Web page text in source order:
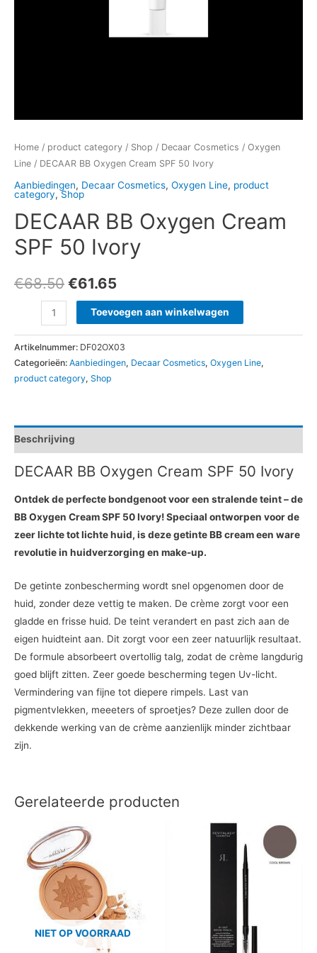
Home / product category / Shop / Decaar Cosmetics / Oxygen
Line / DECAAR BB Oxygen Cream SPF 50 Ivory
Aanbiedingen, Decaar Cosmetics, Oxygen Line, product
category,Shop
DECAAR BB Oxygen Cream
SPF 50 Ivory
€68.50 €61.65
Toevoegen aan winkelwagen
Artikelnummer: DF02OX03
Categorieën: Aanbiedingen, Decaar Cosmetics, Oxygen Line,
product category, Shop
Beschrijving
DECAAR BB Oxygen Cream SPF 50 Ivory
Ontdek de perfecte bondgenoot voor een stralende teint – de
BB Oxygen Cream SPF 50 Ivory! Speciaal ontworpen voor de
zeer lichte tot lichte huid, is deze getinte BB cream een ware
revolutie in huidverzorging en make-up.
De getinte zonbescherming wordt snel opgenomen door de
huid, zonder deze vettig te maken. De crème zorgt voor een
gladde en frisse huid. De teint verandert en past zich aan de
eigen huidteint aan. Dit zorgt voor een zeer natuurlijk resultaat.
De formule absorbeert overtollig talg, zodat de crème langdurig
goed blijft zitten. Zeer goede bescherming tegen Uv-licht.
Vermindering van fijne tot diepere rimpels. Last van
pigmentvlekken, meeeters of sproetjes? Deze zullen door de
dekkende werking van de crème aanzienlijk minder zichtbaar
zijn.
Gerelateerde producten
NIET OP VOORRAAD